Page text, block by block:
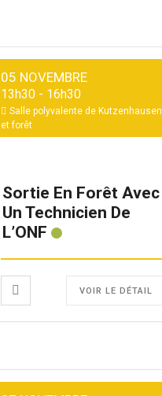
05 NOVEMBRE
13h30 - 16h30
Salle polyvalente de Kutzenhausen
et forêt
Sortie En Forêt Avec
Un Technicien De
L’ONF
VOIR LE DÉTAIL